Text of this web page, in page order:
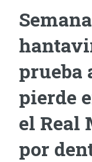
prueba
pierde
el Real
por